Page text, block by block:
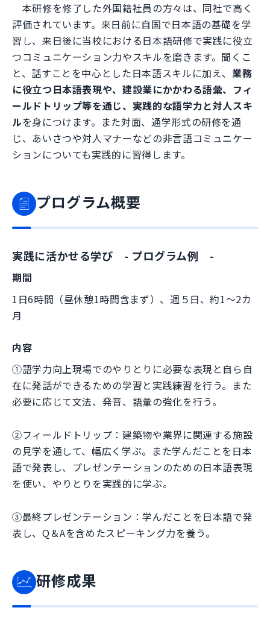
本研修を修了した外国籍社員の方々は、同社で高く
評価されています。来日前に自国で日本語の基礎を学
習し、来日後に当校における日本語研修で実践に役立
つコミュニケーション力やスキルを磨きます。聞くこ
と、話すことを中心とした日本語スキルに加え、 業務
に役立つ日本語表現や、建設業にかかわる語彙、フィ
ールドトリップ等を通じ、実践的な語学力と対人スキ
ルを身につけます。また対面、通学形式の研修を通
じ、あいさつや対人マナーなどの非言語コミュニケー
ションについても実践的に習得します。
プログラム概要
実践に活かせる学び - プログラム例 -
期間
1日6時間（昼休憩1時間含まず）、週５日、約1～2カ
月
内容
①語学力向上現場でのやりとりに必要な表現と自ら自
在に発話ができるための学習と実践練習を行う。また
必要に応じて文法、発音、語彙の強化を行う。
②フィールドトリップ：建築物や業界に関連する施設
の見学を通して、幅広く学ぶ。また学んだことを日本
語で発表し、プレゼンテーションのための日本語表現
を使い、やりとりを実践的に学ぶ。
③最終プレゼンテーション：学んだことを日本語で発
表し、Q＆Aを含めたスピーキング力を養う。
研修成果